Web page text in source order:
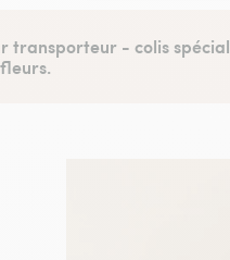
transporteur - colis spécial